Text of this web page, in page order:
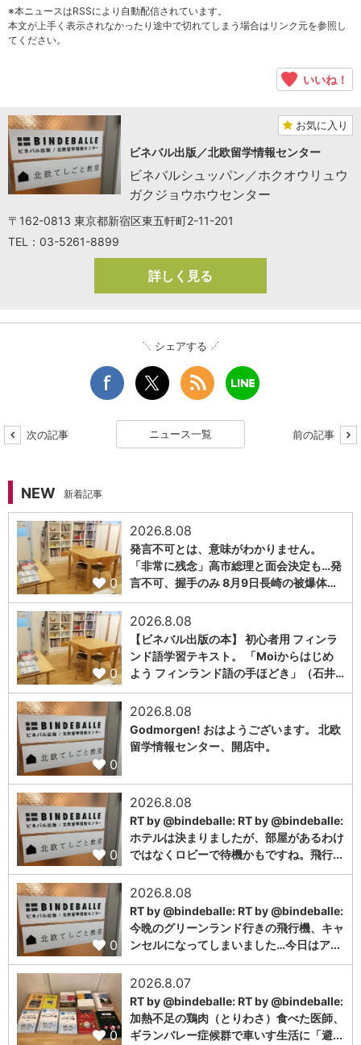
※本ニュースはRSSにより自動配信されています。
本文が上手く表示されなかったり途中で切れてしまう場合はリンク元を参照し
てください。
いいね！
お気に入り
ビネバル出版／北欧留学情報センター
ビネバルシュッパン／ホクオウリュウ
ガクジョウホウセンター
〒162-0813 東京都新宿区東五軒町2-11-201
TEL：03-5261-8899
詳しく見る
シェアする
次の記事 ニュース一覧 前の記事
NEW 新着記事
0
2026.8.08
発言不可とは、意味がわかりません。
「非常に残念」高市総理と面会決定も…発
言不可、握手のみ 8月9日長崎の被爆体…
0
2026.8.08
【ビネバル出版の本】 初心者用 フィンラ
ンド語学習テキスト。 「Moiからはじめ
よう フィンランド語の手ほどき」（石井…
0
2026.8.08
Godmorgen! おはようございます。 北欧
留学情報センター、開店中。
0
2026.8.08
RT by @bindeballe: RT by @bindeballe:
ホテルは決まりましたが、部屋があるわけ
ではなくロビーで待機かもですね。飛行...
0
2026.8.08
RT by @bindeballe: RT by @bindeballe:
今晩のグリーンランド行きの飛行機、キャ
ンセルになってしまいました…今日はア...
0
2026.8.07
RT by @bindeballe: RT by @bindeballe:
加熱不足の鶏肉（とりわさ）食べた医師、
ギランバレー症候群で車いす生活に「避...